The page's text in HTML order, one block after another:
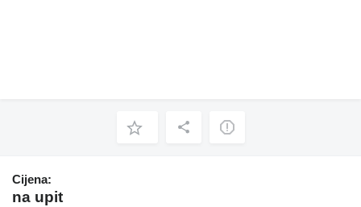
Cijena:
na upit